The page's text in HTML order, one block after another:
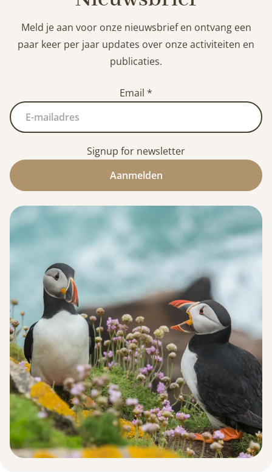
Meld je aan voor onze nieuwsbrief en ontvang een
paar keer per jaar updates over onze activiteiten en
publicaties.
Email *
Signup for newsletter
Aanmelden